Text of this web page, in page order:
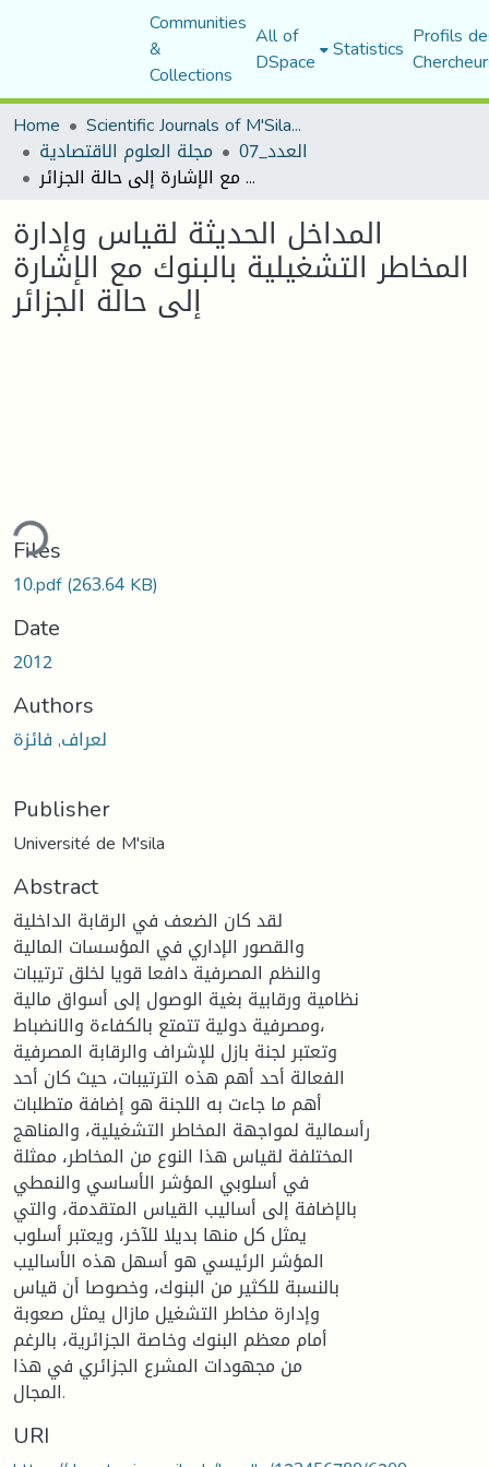
Communities
&
Collections
All of
DSpace Statistics Profils
Home
Scientific Journals of M'Sila University
مجلة العلوم الاقتصادية العدد_07
المداخل الحديثة لقياس وإدارة المخاطر التشغيلية بالبنوك مع الإشارة إلى حالة الجزائر
المداخل الحديثة لقياس وإدارة
المخاطر التشغيلية بالبنوك مع الإشارة
إلى حالة الجزائر
Files
10.pdf(263.64 KB)
Date
2012
Authors
لعراف, فائزة
Publisher
Université de M'sila
Abstract
لقد كان الضعف في الرقابة الداخلية
والقصور الإداري في المؤسسات المالية
والنظم المصرفية دافعا قويا لخلق ترتيبات
نظامية ورقابية بغية الوصول إلى أسواق مالية
ومصرفية دولية تتمتع بالكفاءة والانضباط،
وتعتبر لجنة بازل للإشراف والرقابة المصرفية
الفعالة أحد أهم هذه الترتيبات، حيث كان أحد
أهم ما جاءت به اللجنة هو إضافة متطلبات
رأسمالية لمواجهة المخاطر التشغيلية، والمناهج
المختلفة لقياس هذا النوع من المخاطر، ممثلة
في أسلوبي المؤشر الأساسي والنمطي
بالإضافة إلى أساليب القياس المتقدمة، والتي
يمثل كل منها بديلا للآخر، ويعتبر أسلوب
المؤشر الرئيسي هو أسهل هذه الأساليب
بالنسبة للكثير من البنوك، وخصوصا أن قياس
وإدارة مخاطر التشغيل مازال يمثل صعوبة
أمام معظم البنوك وخاصة الجزائرية، بالرغم
من مجهودات المشرع الجزائري في هذا
المجال.
URI